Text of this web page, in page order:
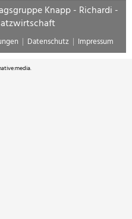
Knapp - Richardi -
Datenschutz Impressum
.